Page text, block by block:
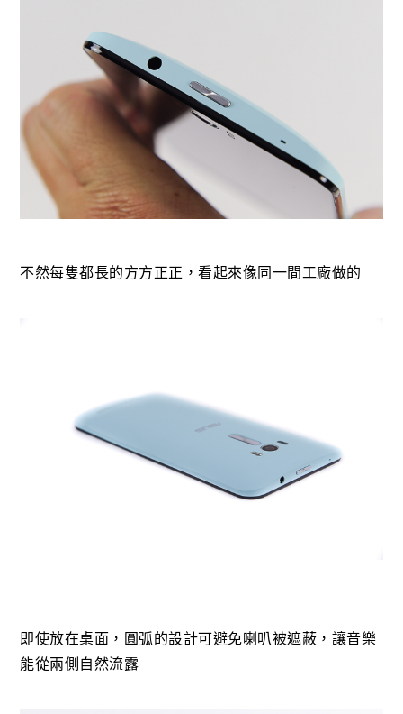
不然每隻都長的方方正正，看起來像同一間工廠做的
即使放在桌面，圓弧的設計可避免喇叭被遮蔽，讓音樂
能從兩側自然流露